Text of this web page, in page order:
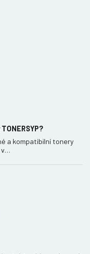
a kompatibilní tonery
v…